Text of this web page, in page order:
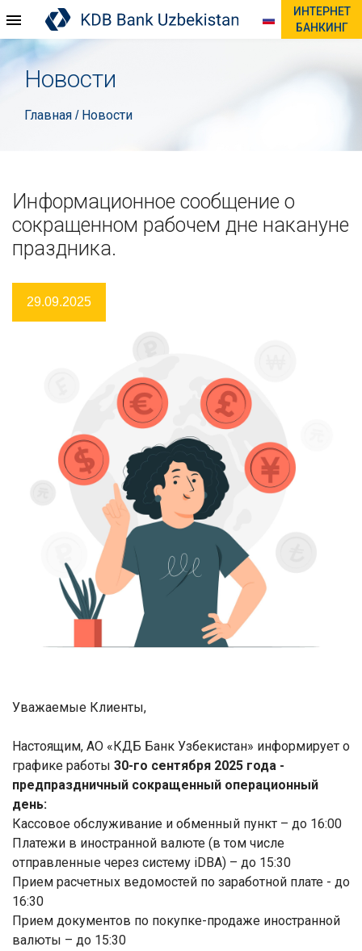
ИНТЕРНЕТ
БАНКИНГ
Новости
Главная / Новости
Информационное сообщение о
сокращенном рабочем дне накануне
праздника.
29.09.2025
Уважаемые Клиенты,
Настоящим, АО «КДБ Банк Узбекистан» информирует о
графике работы 30-го сентября 2025 года -
предпраздничный сокращенный операционный
день:
Кассовое обслуживание и обменный пункт – до 16:00
Платежи в иностранной валюте (в том числе
отправленные через систему iDBA) – до 15:30
Прием расчетных ведомостей по заработной плате - до
16:30
Прием документов по покупке-продаже иностранной
валюты – до 15:30